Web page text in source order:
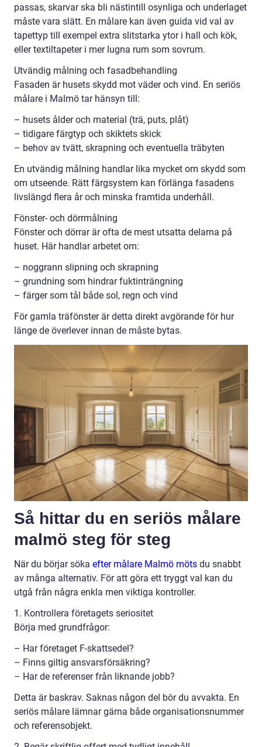
passas, skarvar ska bli nästintill osynliga och underlaget
måste vara slätt. En målare kan även guida vid val av
tapettyp till exempel extra slitstarka ytor i hall och kök,
eller textiltapeter i mer lugna rum som sovrum.
Utvändig målning och fasadbehandling
Fasaden är husets skydd mot väder och vind. En seriös
målare i Malmö tar hänsyn till:
– husets ålder och material (trä, puts, plåt)
– tidigare färgtyp och skiktets skick
– behov av tvätt, skrapning och eventuella träbyten
En utvändig målning handlar lika mycket om skydd som
om utseende. Rätt färgsystem kan förlänga fasadens
livslängd flera år och minska framtida underhåll.
Fönster- och dörrmålning
Fönster och dörrar är ofta de mest utsatta delarna på
huset. Här handlar arbetet om:
– noggrann slipning och skrapning
– grundning som hindrar fuktinträngning
– färger som tål både sol, regn och vind
För gamla träfönster är detta direkt avgörande för hur
länge de överlever innan de måste bytas.
Så hittar du en seriös målare
malmö steg för steg
När du börjar söka efter målare Malmö möts du snabbt
av många alternativ. För att göra ett tryggt val kan du
utgå från några enkla men viktiga kontroller.
1. Kontrollera företagets seriositet
Börja med grundfrågor:
– Har företaget F-skattsedel?
– Finns giltig ansvarsförsäkring?
– Har de referenser från liknande jobb?
Detta är baskrav. Saknas någon del bör du avvakta. En
seriös målare lämnar gärna både organisationsnummer
och referensobjekt.